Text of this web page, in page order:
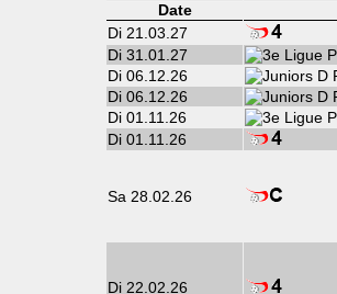
Date
Di 21.03.27
Di 31.01.27
Di 06.12.26
Di 06.12.26
Di 01.11.26
Di 01.11.26
Sa 28.02.26
Di 22.02.26